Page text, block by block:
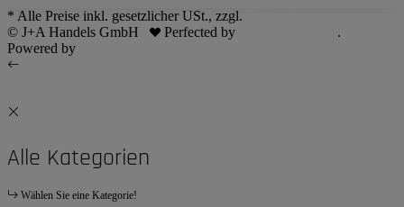
* Alle Preise inkl. gesetzlicher USt., zzgl.
© J+A Handels GmbH
Perfected by
.
Powered by
Alle Kategorien
Wählen Sie eine Kategorie!